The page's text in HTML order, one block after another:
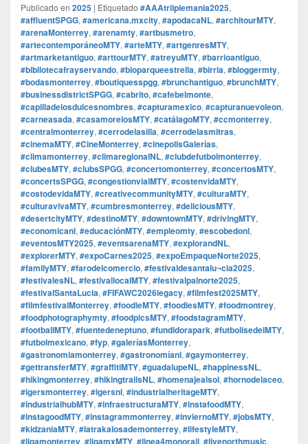
Publicado en 2025 | Etiquetado #AAAtriiplemania2025,
#affluentSPGG, #americana.mxcity, #apodacaNL, #architourMTY,
#arenaMonterrey, #arenamty, #artbusmetro,
#artecontemporáneoMTY, #arteMTY, #artgenresMTY,
#artmarketantiguo, #arttourMTY, #atreyuMTY, #barrioantiguo,
#bibliotecafrayservando, #bioparqueestrella, #birria, #bloggermty,
#bodasmonterrey, #boutiquesspgg, #brunchantiguo, #brunchMTY,
#businessdistrictSPGG, #cabrito, #cafebelmonte,
#capilladelosdulcesnombres, #capturamexico, #capturanuevoleon,
#carneasada, #casamorelosMTY, #catálagoMTY, #ccmonterrey,
#centralmonterrey, #cerrodelasilla, #cerrodelasmitras,
#cinemaMTY, #CineMonterrey, #cinepolisGalerías,
#climamonterrey, #climaregionalNL, #clubdefutbolmonterrey,
#clubesMTY, #clubsSPGG, #concertomonterrey, #concertosMTY,
#concertsSPGG, #congestionvialMTY, #costenvidaMTY,
#costodevidaMTY, #creativecommunityMTY, #culturaMTY,
#culturavivaMTY, #cumbresmonterrey, #deliciousMTY,
#desertcityMTY, #destinoMTY, #downtownMTY, #drivingMTY,
#economicanl, #educaciónMTY, #empleomty, #escobedonl,
#eventosMTY2025, #eventsarenaMTY, #explorandNL,
#explorerMTY, #expoCarnes2025, #expoEmpaqueNorte2025,
#familyMTY, #farodelcomercio, #festivaldesantalu¬cia2025,
#festivalesNL, #festivallocalMTY, #festivalpalnorte2025,
#festivalSantaLucia, #FIFAWC2026legacy, #filmfest2025MTY,
#filmfestivalMonterrey, #foodieMTY, #foodiesMTY, #foodmontrey,
#foodphotographymty, #foodpicsMTY, #foodstagramMTY,
#footballMTY, #fuentedeneptuno, #fundidorapark, #futbolisedelMTY,
#futbolmexicano, #fyp, #galeríasMonterrey,
#gastronomiamonterrey, #gastronomíanl, #gaymonterrey,
#gettransferMTY, #graffitiMTY, #guadalupeNL, #happinessNL,
#hikingmonterrey, #hikingtrailsNL, #homenajealsol, #hornodelaceo,
#igersmonterrey, #igersnl, #industrialheritageMTY,
#industrialhubMTY, #infraestructuraMTY, #instafoodMTY,
#instagoodMTY, #instagrammonterrey, #inviernoMTY, #jobsMTY,
#kidzaniaMTY, #latrakalosademonterrey, #lifestyleMTY,
#ligamonterrey, #ligamxMTY, #linea4monorail, #livenorthmusic,